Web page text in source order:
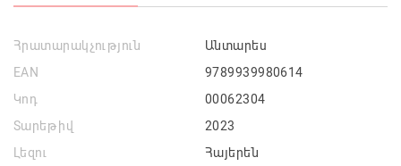
Հրատարակչություն
Անտարես
EAN
9789939980614
Կոդ
00062304
Տարեթիվ
2023
Լեզու
Հայերեն